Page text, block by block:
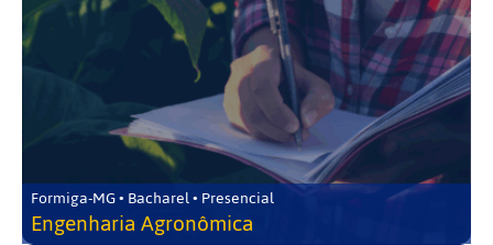
Formiga-MG • Bacharel • Presencial
Engenharia Agronômica